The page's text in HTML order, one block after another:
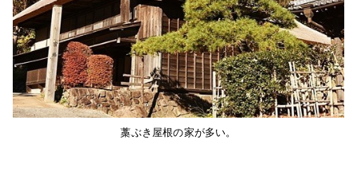
藁ぶき屋根の家が多い。